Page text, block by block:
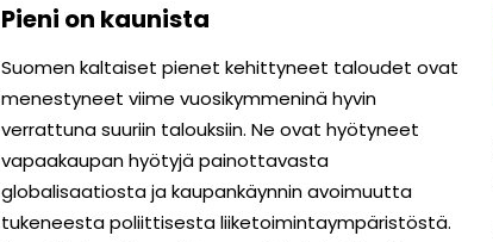
Pieni on kaunista
Suomen kaltaiset pienet kehittyneet taloudet ovat
menestyneet viime vuosikymmeninä hyvin
verrattuna suuriin talouksiin. Ne ovat hyötyneet
vapaakaupan hyötyjä painottavasta
globalisaatiosta ja kaupankäynnin avoimuutta
tukeneesta poliittisesta liiketoimintaympäristöstä.